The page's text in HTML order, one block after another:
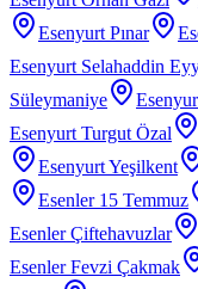
Esenyurt Pınar
Esenyurt Selahaddin
Süleymaniye
Esenyurt Turgut Özal
Esenyurt Yeşilkent
Esenler 15 Temmuz
Esenler Çiftehavuzlar
Esenler Fevzi Çakmak